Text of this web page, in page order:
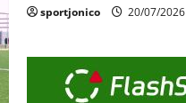
sportjonico 20/07/2026